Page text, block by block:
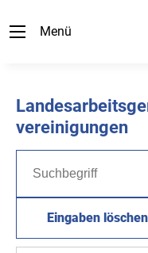
Menü
vereinigungen
Eingaben löschen